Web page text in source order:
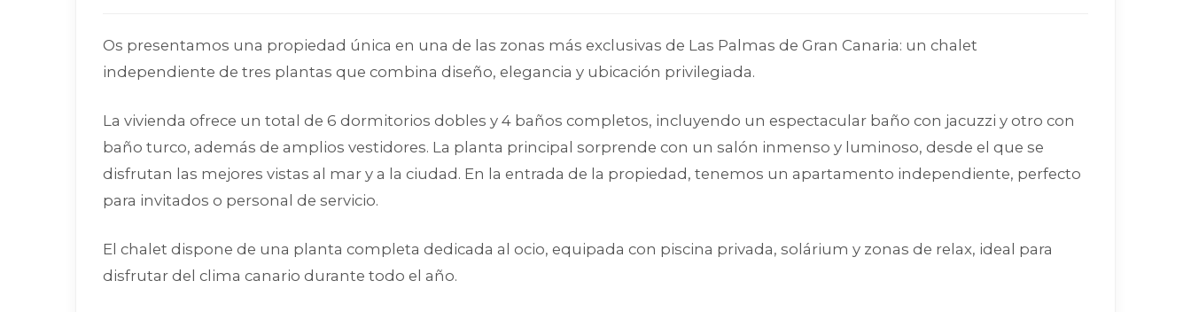
Os presentamos una propiedad única en una de las zonas más exclusivas de Las Palmas de Gran Canaria: un chalet
independiente de tres plantas que combina diseño, elegancia y ubicación privilegiada.
La vivienda ofrece un total de 6 dormitorios dobles y 4 baños completos, incluyendo un espectacular baño con jacuzzi y otro con
baño turco, además de amplios vestidores. La planta principal sorprende con un salón inmenso y luminoso, desde el que se
disfrutan las mejores vistas al mar y a la ciudad. En la entrada de la propiedad, tenemos un apartamento independiente, perfecto
para invitados o personal de servicio.
El chalet dispone de una planta completa dedicada al ocio, equipada con piscina privada, solárium y zonas de relax, ideal para
disfrutar del clima canario durante todo el año.